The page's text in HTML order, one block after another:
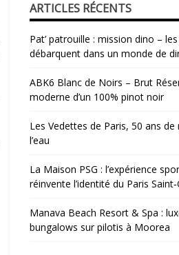
ARTICLES RÉCENTS
Pat’ patrouille : mission dino –
débarquent dans un monde de
ABK6 Blanc de Noirs – Brut
moderne d’un 100% pinot noir
Les Vedettes de Paris, 50 ans
l’eau
La Maison PSG : l’expérience
réinvente l’identité du Paris
Manava Beach Resort & Spa :
bungalows sur pilotis à Moorea